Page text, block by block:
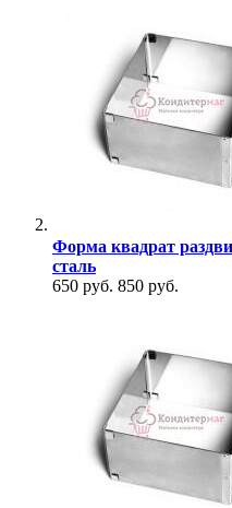
Форма квадрат
сталь
650 руб. 850 руб.